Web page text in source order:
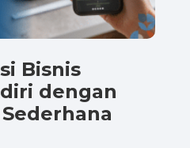
Bisnis
dengan